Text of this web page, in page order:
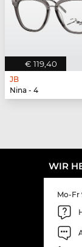
€ 119,40
JB
Nina - 4
WIR
Mo-Fr